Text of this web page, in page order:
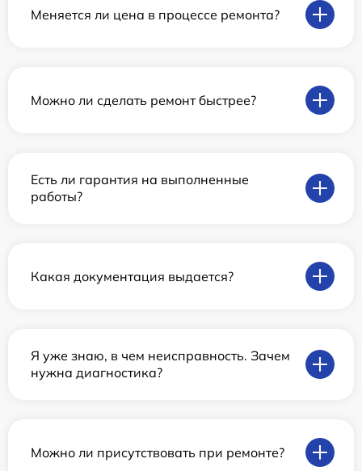
Меняется ли цена в процессе ремонта?
Можно ли сделать ремонт быстрее?
Есть ли гарантия на выполненные
работы?
Какая документация выдается?
Я уже знаю, в чем неисправность. Зачем
нужна диагностика?
Можно ли присутствовать при ремонте?